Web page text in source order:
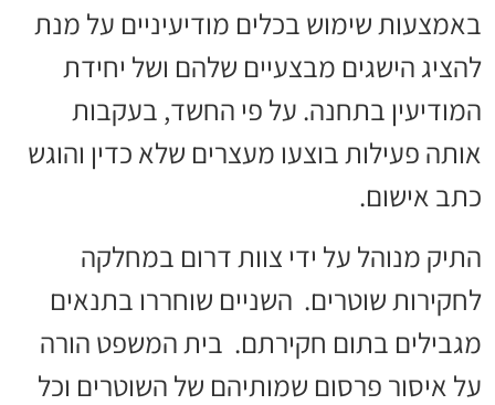
באמצעות שימוש בכלים מודיעיניים על מנת
להציג הישגים מבצעיים שלהם ושל יחידת
המודיעין בתחנה. על פי החשד, בעקבות
אותה פעילות בוצעו מעצרים שלא כדין והוגש
כתב אישום.
התיק מנוהל על ידי צוות דרום במחלקה
לחקירות שוטרים. השניים שוחררו בתנאים
מגבילים בתום חקירתם. בית המשפט הורה
על איסור פרסום שמותיהם של השוטרים וכל